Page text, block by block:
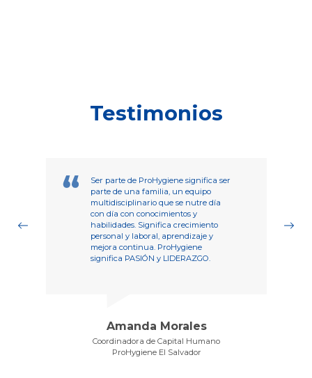
Testimonios
Ser parte de ProHygiene significa ser
parte de una familia, un equipo
multidisciplinario que se nutre día
con día con conocimientos y
habilidades. Significa crecimiento
personal y laboral, aprendizaje y
mejora continua. ProHygiene
significa PASIÓN y LIDERAZGO.
Amanda Morales
Coordinadora de Capital Humano
ProHygiene El Salvador